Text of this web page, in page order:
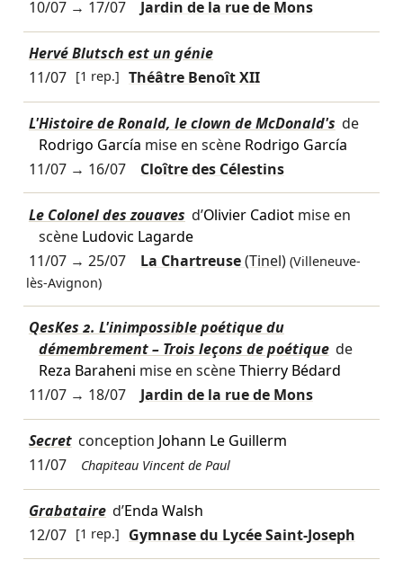
10/07→ 17/07 Jardin de la rue de Mons
Hervé Blutsch est un génie
11/07 [1 rep.] Théâtre Benoît XII
L'Histoire de Ronald, le clown de McDonald's de
Rodrigo García mise en scène Rodrigo García
11/07→ 16/07 Cloître des Célestins
Le Colonel des zouaves d’Olivier Cadiotmise en
scène Ludovic Lagarde
11/07→ 25/07 La Chartreuse(Tinel) (Villeneuve-
lès-Avignon)
QesKes 2. L'inimpossible poétique du
démembrement – Trois leçons de poétique de
Reza Baraheni mise en scèneThierry Bédard
11/07→ 18/07 Jardin de la rue de Mons
Secret conception Johann Le Guillerm
11/07
Chapiteau Vincent de Paul
Grabataire d’Enda Walsh
12/07 [1 rep.] Gymnase du Lycée Saint-Joseph